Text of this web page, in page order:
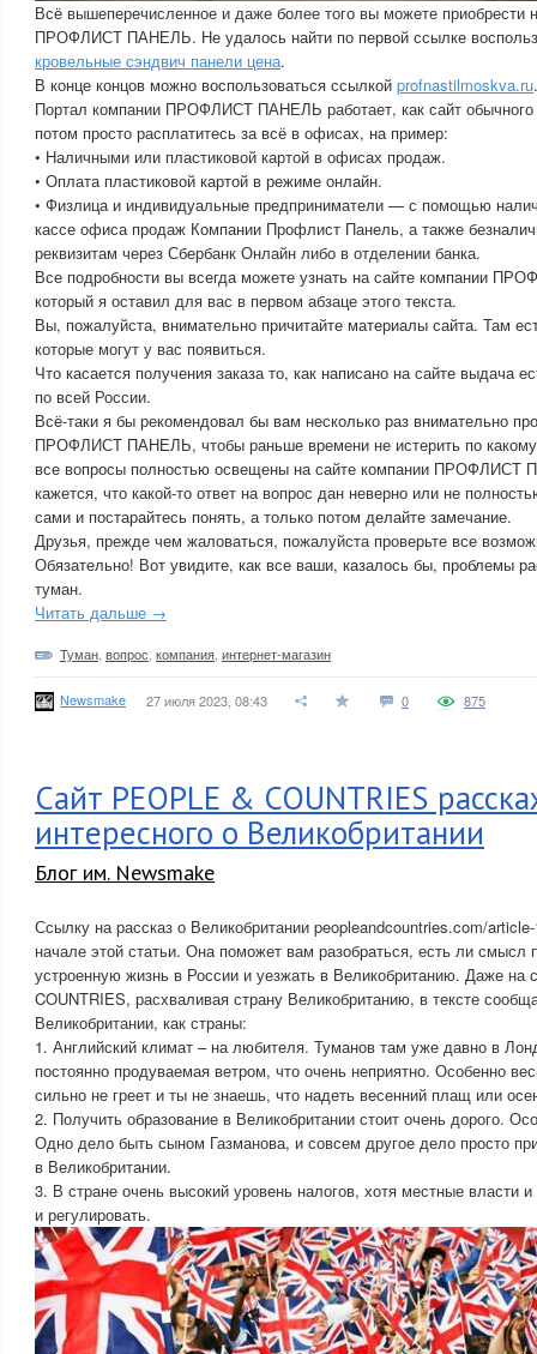
Всё вышеперечисленное и даже более того вы можете приобрести
ПРОФЛИСТ ПАНЕЛЬ. Не удалось найти по первой ссылке
кровельные сэндвич панели цена.
В конце концов можно воспользоваться ссылкой profnastilmoskva.ru.
Портал компании ПРОФЛИСТ ПАНЕЛЬ работает, как сайт обычного
потом просто расплатитесь за всё в офисах, на пример:
• Наличными или пластиковой картой в офисах продаж.
• Оплата пластиковой картой в режиме онлайн.
• Физлица и индивидуальные предприниматели — с помощью
кассе офиса продаж Компании Профлист Панель, а также
реквизитам через Сбербанк Онлайн либо в отделении банка.
Все подробности вы всегда можете узнать на сайте компании
который я оставил для вас в первом абзаце этого текста.
Вы, пожалуйста, внимательно причитайте материалы сайта. Там
которые могут у вас появиться.
Что касается получения заказа то, как написано на сайте выдача
по всей России.
Всё-таки я бы рекомендовал бы вам несколько раз внимательно
ПРОФЛИСТ ПАНЕЛЬ, чтобы раньше времени не истерить по
все вопросы полностью освещены на сайте компании
кажется, что какой-то ответ на вопрос дан неверно или не
сами и постарайтесь понять, а только потом делайте замечание.
Друзья, прежде чем жаловаться, пожалуйста проверьте все
Обязательно! Вот увидите, как все ваши, казалось бы, проблемы
туман.
Читать дальше →
Туман вопрос компания интернет-магазин
Newsmake 27 июля 2023, 08:43 0 875
Сайт PEOPLE & COUNTRIES
интересного о Великобритании
Блог им. Newsmake
Ссылку на рассказ о Великобритании peopleandcountries.com/
начале этой статьи. Она поможет вам разобраться, есть ли смысл
устроенную жизнь в России и уезжать в Великобританию. Даже на
COUNTRIES, расхваливая страну Великобританию, в тексте
Великобритании, как страны:
1. Английский климат – на любителя. Туманов там уже давно в
постоянно продуваемая ветром, что очень неприятно. Особенно
сильно не греет и ты не знаешь, что надеть весенний плащ или
2. Получить образование в Великобритании стоит очень дорого.
Одно дело быть сыном Газманова, и совсем другое дело просто
в Великобритании.
3. В стране очень высокий уровень налогов, хотя местные власти
и регулировать.